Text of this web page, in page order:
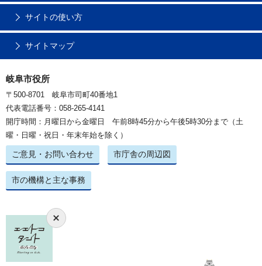
サイトの使い方
サイトマップ
岐阜市役所
〒500-8701 岐阜市司町40番地1
代表電話番号：058-265-4141
開庁時間：月曜日から金曜日 午前8時45分から午後5時30分まで（土
曜・日曜・祝日・年末年始を除く）
ご意見・お問い合わせ 市庁舎の周辺図
市の機構と主な事務